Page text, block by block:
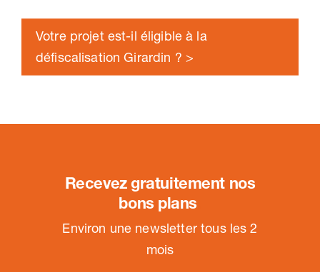
Votre projet est-il éligible à la
défiscalisation Girardin ? >
Recevez gratuitement nos
bons plans
Environ une newsletter tous les 2
mois